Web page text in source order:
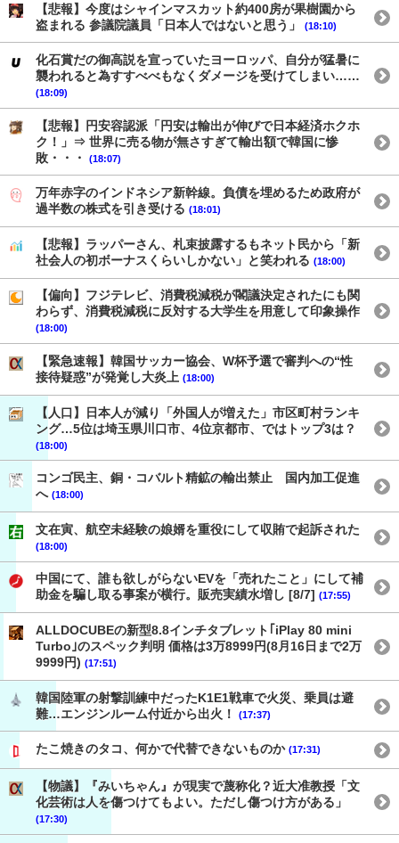
【悲報】今度はシャインマスカット約400房が果樹園から
盗まれる 参議院議員「日本人ではないと思う」
(18:10)
化石賞だの御高説を宣っていたヨーロッパ、自分が猛暑に
襲われると為すすべべもなくダメージを受けてしまい……
(18:09)
【悲報】円安容認派「円安は輸出が伸びで日本経済ホクホ
ク！」⇒ 世界に売る物が無さすぎて輸出額で韓国に惨
敗・・・
(18:07)
万年赤字のインドネシア新幹線。負債を埋めるため政府が
過半数の株式を引き受ける (18:01)
【悲報】ラッパーさん、札束披露するもネット民から「新
社会人の初ボーナスくらいしかない」と笑われる (18:00)
【偏向】フジテレビ、消費税減税が閣議決定されたにも関
わらず、消費税減税に反対する大学生を用意して印象操作
(18:00)
【緊急速報】韓国サッカー協会、W杯予選で審判への“性
接待疑惑”が発覚し大炎上 (18:00)
【人口】日本人が減り「外国人が増えた」市区町村ランキ
ング…5位は埼玉県川口市、4位京都市、ではトップ3は？
(18:00)
コンゴ民主、銅・コバルト精鉱の輸出禁止 国内加工促進
へ (18:00)
文在寅、航空未経験の娘婿を重役にして収賄で起訴された
(18:00)
中国にて、誰も欲しがらないEVを「売れたこと」にして補
助金を騙し取る事案が横行。販売実績水増し [8/7] (17:55)
ALLDOCUBEの新型8.8インチタブレット｢iPlay 80 mini
Turbo｣のスペック判明 価格は3万8999円(8月16日まで2万
9999円) (17:51)
韓国陸軍の射撃訓練中だったK1E1戦車で火災、乗員は避
難…エンジンルーム付近から出火！
(17:37)
たこ焼きのタコ、何かで代替できないものか (17:31)
【物議】『みいちゃん』が現実で蔑称化？近大准教授「文
化芸術は人を傷つけてもよい。ただし傷つけ方がある」
(17:30)